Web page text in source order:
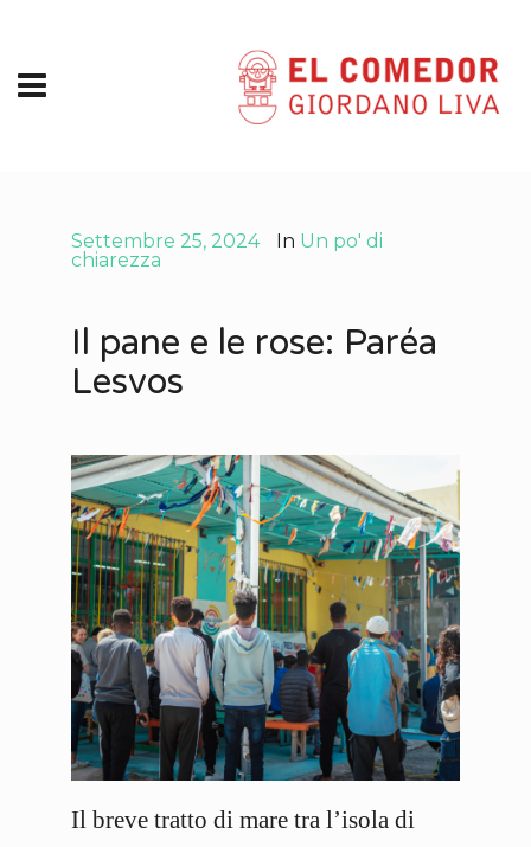
Settembre 25, 2024 In Un po' di
chiarezza
Il pane e le rose: Paréa
Lesvos
Il breve tratto di mare tra l’isola di